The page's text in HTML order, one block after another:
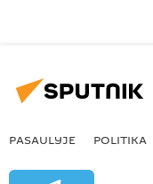
PASAULYJE POLITIKA